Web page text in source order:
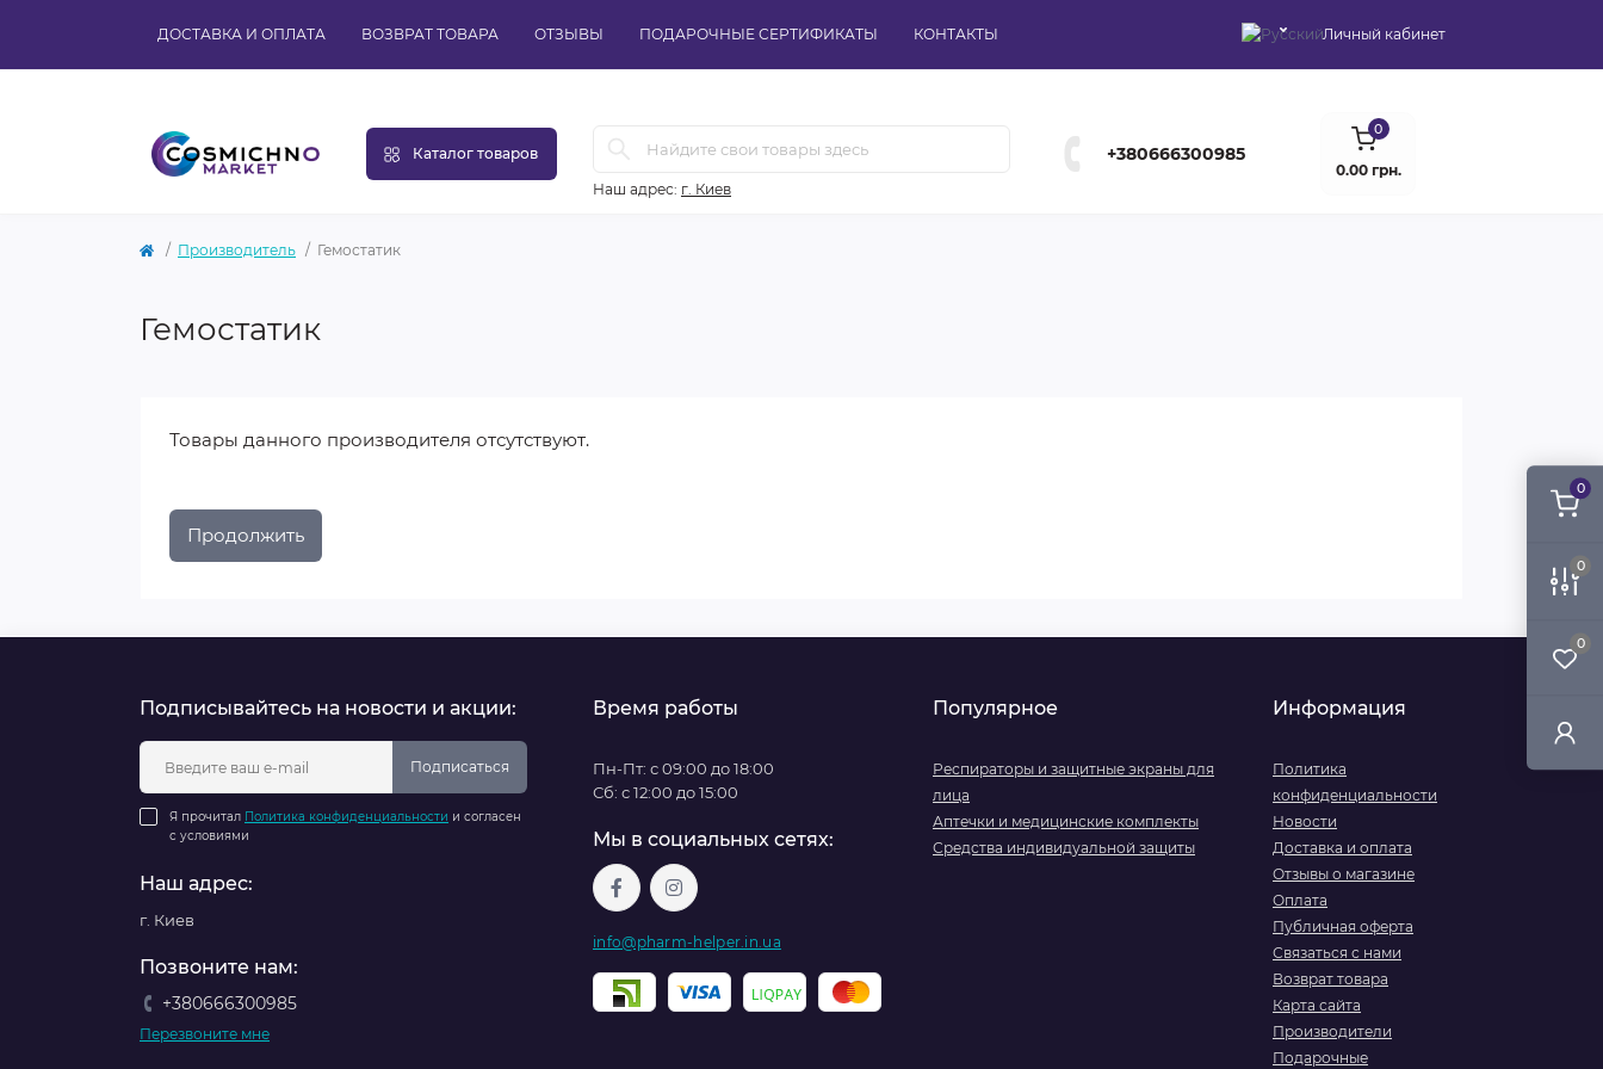
0
0
0
ДОСТАВКА И ОПЛАТА ВОЗВРАТ ТОВАРА ОТЗЫВЫ ПОДАРОЧНЫЕ СЕРТИФИКАТЫ КОНТАКТЫ Личный кабинет
Каталог товаров
Наш адрес: г. Киев
+380666300985
0
0.00 грн.
Производитель Гемостатик
Гемостатик
Товары данного производителя отсутствуют.
Продолжить
Подписывайтесь на новости и акции:
Подписаться
Я прочитал Политика конфиденциальности и согласен
с условиями
Наш адрес:
г. Киев
Позвоните нам:
+380666300985
Перезвоните мне
Время работы
Пн-Пт: с 09:00 до 18:00
Сб: с 12:00 до 15:00
Мы в социальных сетях:
info@pharm-helper.in.ua
Популярное
Респираторы и защитные экраны для
лица
Аптечки и медицинские комплекты
Средства индивидуальной защиты
Информация
Политика
конфиденциальности
Новости
Доставка и оплата
Отзывы о магазине
Оплата
Публичная оферта
Связаться с нами
Возврат товара
Карта сайта
Производители
Подарочные